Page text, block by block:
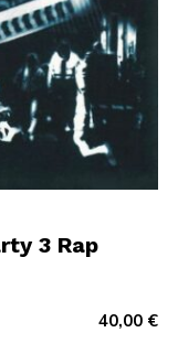
3 Rap
40,00 €